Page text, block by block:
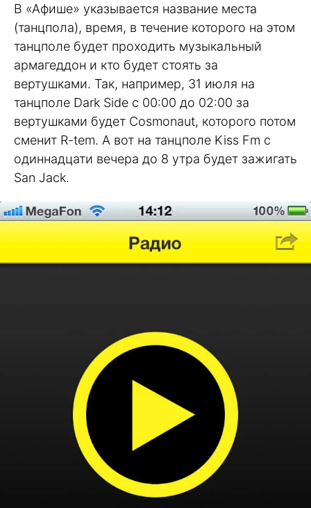
В «Афише» указывается название места
(танцпола), время, в течение которого на этом
танцполе будет проходить музыкальный
армагеддон и кто будет стоять за
вертушками. Так, например, 31 июля на
танцполе Dark Side с 00:00 до 02:00 за
вертушками будет Cosmonaut, которого потом
сменит R-tem. А вот на танцполе Kiss Fm с
одиннадцати вечера до 8 утра будет зажигать
San Jack.